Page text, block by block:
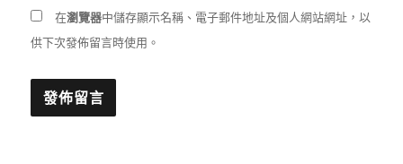
在瀏覽器中儲存顯示名稱、電子郵件地址及個人網站網址，以
供下次發佈留言時使用。